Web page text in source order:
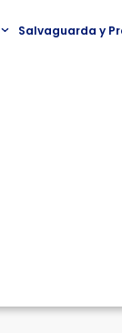
Salvaguarda y